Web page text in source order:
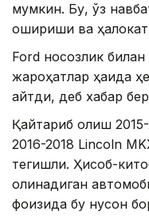
мумкин. Бу, ўз
ошириши ва
Ford носозлик билан
жароҳатлар ҳақида
айтди, деб хабар
Қайтариб олиш
2016-2018 Lincoln
тегишли. Ҳисоб-
олинадиган
фоизида бу нуқсон